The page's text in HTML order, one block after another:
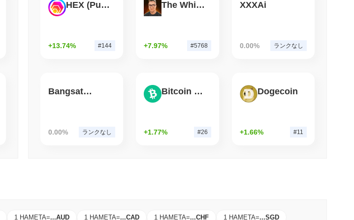
August 06 2026(1 day ago) 3 最小読取
インの連携を強化
HEX (Pulsechain)
+13.74% #144
The White Bull
+7.97% #5768
XXXAi
0.00% ランクなし
Bangsat 666
0.00% ランクなし
Bitcoin Cash
+1.77% #26
Dogecoin
+1.66% #11
1 HAMETA=...AUD 1 HAMETA=...CAD 1 HAMETA=...CHF 1 HAMETA=...SGD